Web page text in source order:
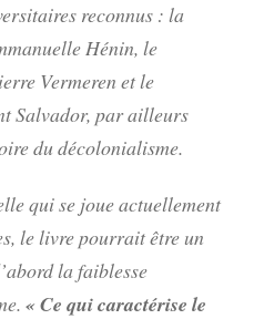
reconnus : la
Hénin, le
Vermeren et le
Salvador, par ailleurs
du décolonialisme.
qui se joue actuellement
le livre pourrait être un
la faiblesse
« Ce qui caractérise le